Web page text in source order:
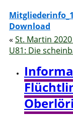
Download
« St. Martin
U81: Die